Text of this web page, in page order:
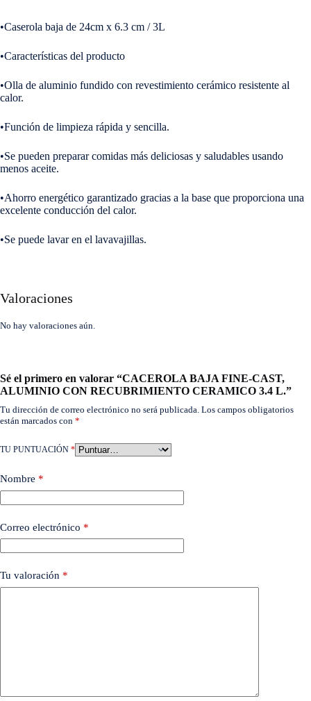
•Caserola baja de 24cm x 6.3 cm / 3L
•Características del producto
•Olla de aluminio fundido con revestimiento cerámico resistente al
calor.
•Función de limpieza rápida y sencilla.
•Se pueden preparar comidas más deliciosas y saludables usando
menos aceite.
•Ahorro energético garantizado gracias a la base que proporciona una
excelente conducción del calor.
•Se puede lavar en el lavavajillas.
Valoraciones
No hay valoraciones aún.
Sé el primero en valorar “CACEROLA BAJA FINE-CAST,
ALUMINIO CON RECUBRIMIENTO CERAMICO 3.4 L.”
Tu dirección de correo electrónico no será publicada. Los campos obligatorios
están marcados con *
TU PUNTUACIÓN *
Nombre *
Correo electrónico *
Tu valoración *